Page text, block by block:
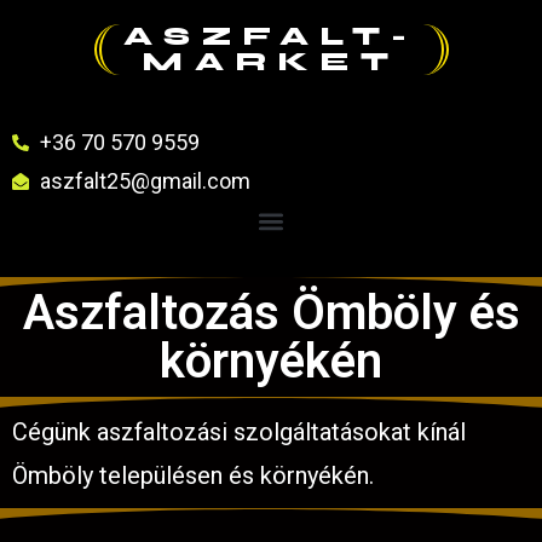
ASZFALT-
MARKET
+36 70 570 9559
aszfalt25@gmail.com
Aszfaltozás Ömböly és
környékén
Cégünk aszfaltozási szolgáltatásokat kínál
Ömböly településen és környékén.